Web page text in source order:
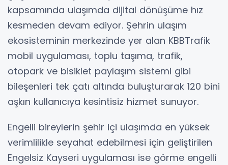
kapsamında ulaşımda dijital dönüşüme hız
kesmeden devam ediyor. Şehrin ulaşım
ekosisteminin merkezinde yer alan KBBTrafik
mobil uygulaması, toplu taşıma, trafik,
otopark ve bisiklet paylaşım sistemi gibi
bileşenleri tek çatı altında buluşturarak 120 bini
aşkın kullanıcıya kesintisiz hizmet sunuyor.
Engelli bireylerin şehir içi ulaşımda en yüksek
verimlilikle seyahat edebilmesi için geliştirilen
Engelsiz Kayseri uygulaması ise görme engelli